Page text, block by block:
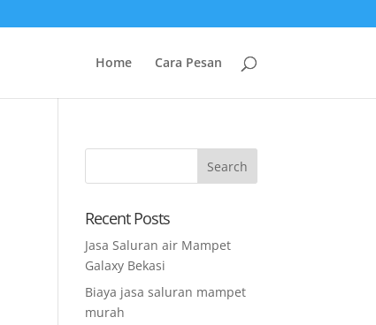
Home Cara Pesan
Recent Posts
Jasa Saluran air Mampet
Galaxy Bekasi
Biaya jasa saluran mampet
murah